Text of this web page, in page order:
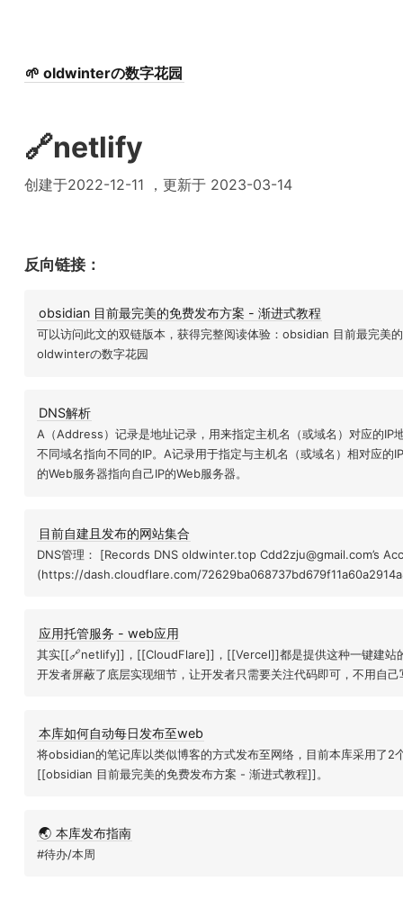
🌱 oldwinterの数字花园
🔗netlify
创建于2022-12-11 ，更新于 2023-03-14
反向链接：
obsidian 目前最完美的免费发布方案 - 渐进式教程
可以访问此文的双链版本，获得完整阅读体验：obsidian 目前最完美
oldwinterの数字花园
DNS解析
A（Address）记录是地址记录，用来指定主机名（或域名）对应的IP
不同域名指向不同的IP。A记录用于指定与主机名（或域名）相对应的
的Web服务器指向自己IP的Web服务器。
目前自建且发布的网站集合
DNS管理： [Records DNS oldwinter.top Cdd2zju@gmail.com’s
(https://dash.cloudflare.com/
应用托管服务 - web应用
其实[[🔗netlify]]，[[CloudFlare]]，[[Vercel]]都是提供这种一键建站
开发者屏蔽了底层实现细节，让开发者只需要关注代码即可，不用自
本库如何自动每日发布至web
将obsidian的笔记库以类似博客的方式发布至网络，目前本库采用了2
[[obsidian 目前最完美的免费发布方案 - 渐进式教程]]。
🌏 本库发布指南
#待办/本周